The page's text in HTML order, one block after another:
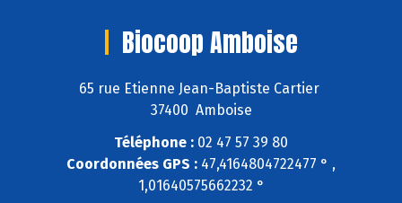
Biocoop Amboise
65 rue Etienne Jean-Baptiste Cartier
37400 Amboise
Téléphone : 02 47 57 39 80
Coordonnées GPS : 47,4164804722477 ° ,
1,01640575662232 °